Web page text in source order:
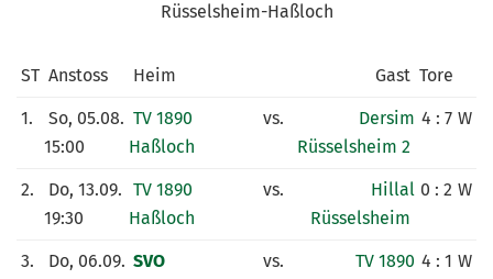
Rüsselsheim-Haßloch
ST Anstoss Heim Gast Tore
1.
So, 05.08.
15:00
TV 1890
Haßloch
vs.
Dersim
Rüsselsheim 2
4 : 7 W
2.
Do, 13.09.
19:30
TV 1890
Haßloch
vs.
Hillal
Rüsselsheim
0 : 2 W
3.
Do, 06.09. SVO
vs.
TV 1890 4 : 1 W